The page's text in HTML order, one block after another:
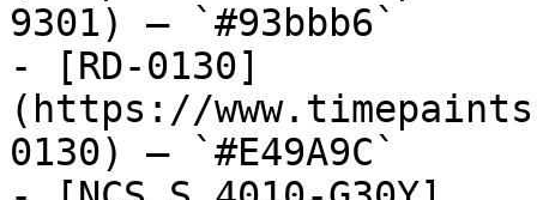
9301) — `#93bbb6`
- [RD-0130]
(https://
0130) — `#E49A9C`